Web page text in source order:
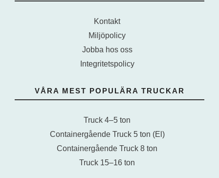
Kontakt
Miljöpolicy
Jobba hos oss
Integritetspolicy
VÅRA MEST POPULÄRA TRUCKAR
Truck 4–5 ton
Containergående Truck 5 ton (El)
Containergående Truck 8 ton
Truck 15–16 ton